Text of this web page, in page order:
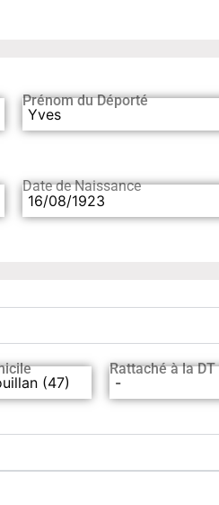
Prénom du Déporté
Yves
Date de Naissance
16/08/1923
(47)
Rattaché à la DT
-